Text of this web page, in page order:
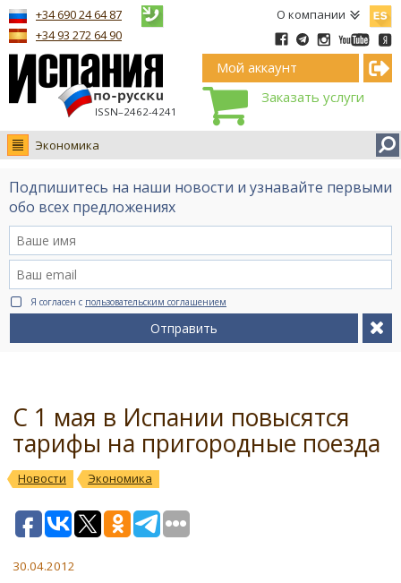
О компании
ISSN–2462-4241
+34 690 24 64 87
+34 93 272 64 90
Мой аккаунт
Заказать услуги
Экономика
Новости
Интервью
Видео Ruso.TV
BCN life
Сервис на немецком
Подпишитесь на наши новости и узнавайте первыми
обо всех предложениях
Я согласен с пользовательским соглашением
Отправить
С 1 мая в Испании повысятся
тарифы на пригородные поезда
Новости Экономика
30.04.2012